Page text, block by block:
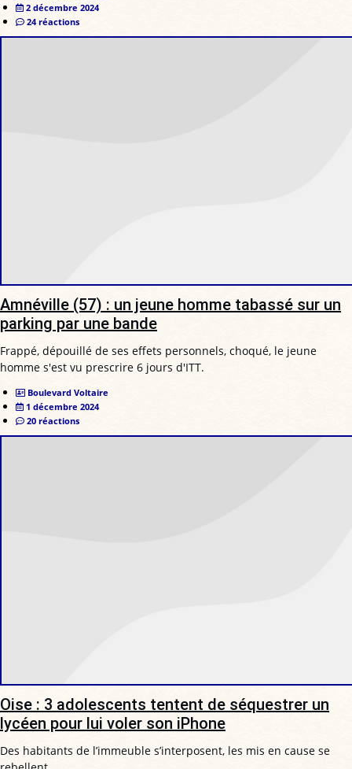
2 décembre 2024
24 réactions
Amnéville (57) : un jeune homme tabassé sur un
parking par une bande
Frappé, dépouillé de ses effets personnels, choqué, le jeune
homme s'est vu prescrire 6 jours d'ITT.
Boulevard Voltaire
1 décembre 2024
20 réactions
Oise : 3 adolescents tentent de séquestrer un
lycéen pour lui voler son iPhone
Des habitants de l’immeuble s’interposent, les mis en cause se